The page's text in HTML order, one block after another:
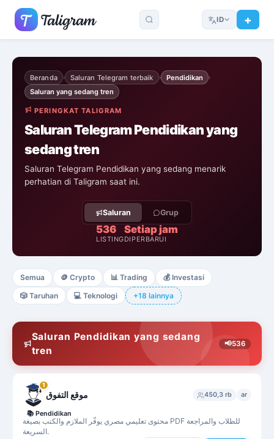
ID
Beranda › Saluran Telegram terbaik › Pendidikan ›
Saluran yang sedang tren
PERINGKAT TALIGRAM
Saluran Telegram Pendidikan yang
sedang tren
Saluran Telegram Pendidikan yang sedang menarik
perhatian di Taligram saat ini.
Saluran Grup
536
LISTING
Setiap jam
DIPERBARUI
Semua 🪙 Crypto 📊 Trading 💰 Investasi
🎲 Taruhan 💻 Teknologi +18 lainnya
Saluran Pendidikan yang sedang
tren
📢536
1
موقع التفوق 450,3 rb ar
محتوى تعليمي مصري يوفّر الملازم والكتب بصيغة PDF للطلاب والمراجعة
السريعة.
📚 Pendidikan